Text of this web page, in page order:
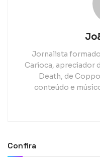
Jornalista
Carioca, apreciador
Death, de
conteúdo e
Confira